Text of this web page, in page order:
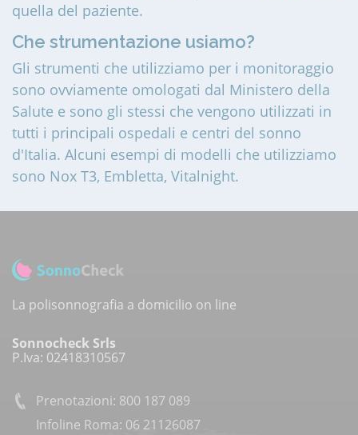
quella del paziente.
Che strumentazione usiamo?
Gli strumenti che utilizziamo per i monitoraggio
sono ovviamente omologati dal Ministero della
Salute e sono gli stessi che vengono utilizzati in
tutti i principali ospedali e centri del sonno
d'Italia. Alcuni esempi di modelli che utilizziamo
sono Nox T3, Embletta, Vitalnight.
La polisonnografia a domicilio on line
Sonnocheck Srls
P.Iva: 02418310567
Prenotazioni: 800 187 089
Infoline Roma: 06 21126087